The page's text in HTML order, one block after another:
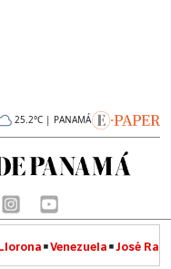
25.2°C | PANAMÁ
Venezuela José